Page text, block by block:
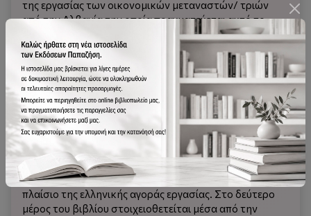
της εργασίας των οικονομικών μεταναστών/ τριών
από την Αλβανία την οποία πραγματεύεται αυτό το
βιβλίο αναδεικνύει την σημασία των κοινωνικών
επιστημών στην ανάλυση εννοιών όπως αυτή της
αγοράς εργασίας, που συχνά ερμηνεύονται ως
αντικείμενο της οικονομικής επιστήμης. Το πρώτο
μέρος του βιβλίου συζητά το θεωρητικό πλαίσιο για
την κατανόηση της δυναμικής του οικονομικού
συστήματος και της αγοράς εργασίας στην αυγή του
21ου αιώνα. Έννοιες όπως αυτή της ευέλικτης
εξειδίκευσης μεταφέρονται από το αφηρημένο πλαίσιο
της ζήτησης και προσφοράς της εργασίας των
νεοκλασσικών οικονομικών θεωριών στο κοινωνικό
πλαίσιο της ελληνικής αγοράς εργασίας. Στο δεύτερο
μέρος του βιβλίου στοιχειοθετείται μέσα από την